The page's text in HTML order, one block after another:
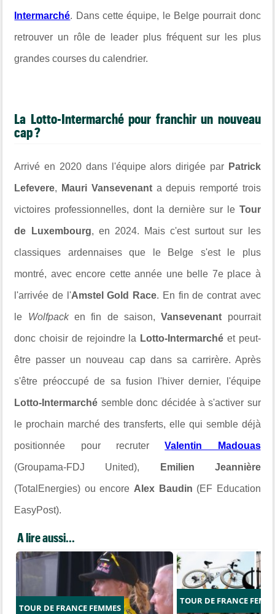
Intermarché. Dans cette équipe, le Belge pourrait donc
retrouver un rôle de leader plus fréquent sur les plus
grandes courses du calendrier.
La Lotto-Intermarché pour franchir un nouveau
cap ?
Arrivé en 2020 dans l'équipe alors dirigée par Patrick
Lefevere, Mauri Vansevenant a depuis remporté trois
victoires professionnelles, dont la dernière sur le Tour
de Luxembourg, en 2024. Mais c'est surtout sur les
classiques ardennaises que le Belge s'est le plus
montré, avec encore cette année une belle 7e place à
l'arrivée de l'Amstel Gold Race. En fin de contrat avec
le Wolfpacken fin de saison,Vansevenant pourrait
donc choisir de rejoindre la Lotto-Intermarché et peut-
être passer un nouveau cap dans sa carrirère. Après
s'être préoccupé de sa fusion l'hiver dernier, l'équipe
Lotto-Intermarché semble donc décidée à s'activer sur
le prochain marché des transferts, elle qui semble déjà
positionnée pour recruterValentin Madouas
(Groupama-FDJ United), Emilien Jeannière
(TotalEnergies) ou encore Alex Baudin (EF Education
EasyPost).
A lire aussi...
TOUR DE FRANCE FEMMES
TOUR DE FRANCE